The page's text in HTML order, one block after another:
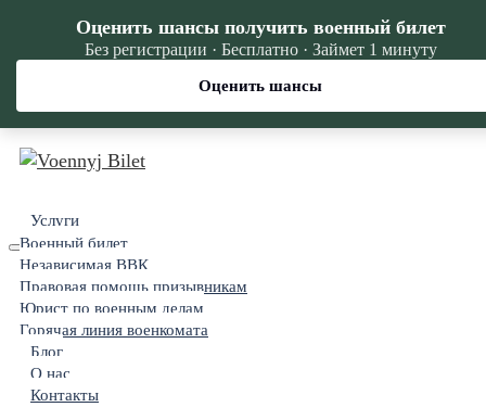
Услуги
Военный билет
Независимая ВВК
Правовая помощь призывникам
Юрист по военным делам
Горячая линия военкомата
Блог
О нас
Контакты
Оценить шансы получить военный билет
Без регистрации · Бесплатно · Займет 1 минуту
Оценить шансы